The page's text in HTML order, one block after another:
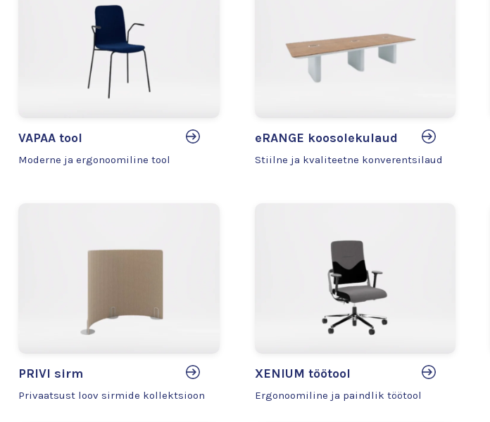
VAPAA tool
Moderne ja ergonoomiline tool
eRANGE koosolekulaud
Stiilne ja kvaliteetne konverentsilaud
PRIVI sirm
Privaatsust loov sirmide kollektsioon
XENIUM töötool
Ergonoomiline ja paindlik töötool